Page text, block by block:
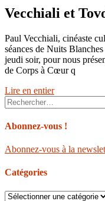
Vecchiali et
Paul Vecchiali, cinéaste
séances de Nuits
jeudi soir, pour nous
de Corps à Cœur q
Lire en entier
Rechercher :
Abonnez-vous !
Abonnez-vous à la
Catégories
Catégories